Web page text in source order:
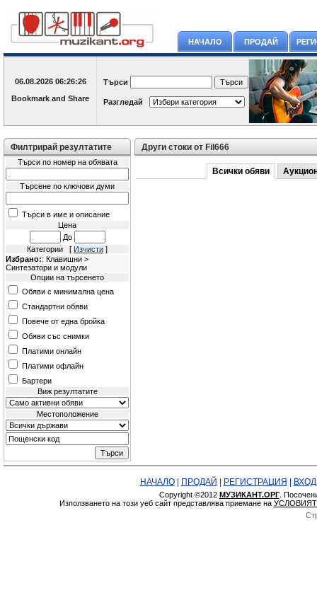
НАЧАЛО ПРОДАЙ
06.08.2026 06:26:26 Търси
Разгледай
Филтрирай резултатите
Търси по номер на обявата
Търсене по ключови думи
Търси в име и описание
Цена
До
Категории [ Изчисти ]
Избрано:: Клавишни >
Синтезатори и модули
Опции на търсенето
Обяви с минимална цена
Стандартни обяви
Повече от една бройка
Обяви със снимки
Платими онлайн
Платими офлайн
Бартери
Виж резултатите
Местоположение
Други стоки от Fil666
Всички обяви
НАЧАЛО| ПРОДАЙ РЕГИСТРАЦИЯ ВХОД
Copyright ©2012 МУЗИКАНТ.ОРГ.
Използването на този уеб сайт представлява приемане на